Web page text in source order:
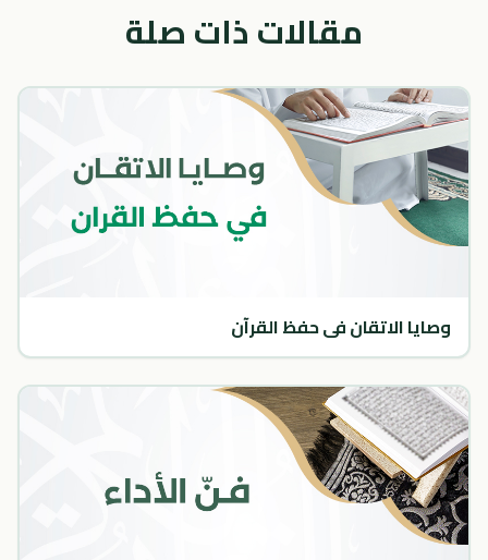
مقالات ذات صلة
وصايا الاتقان في حفظ القرآن